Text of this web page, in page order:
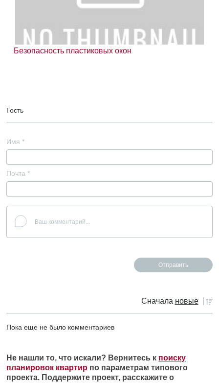
Безопасность пластиковых окон
Гость
Имя *
Почта *
Сначала новые
Пока еще не было комментариев
Не нашли то, что искали? Вернитесь к поиску
планировок квартир по параметрам типового
проекта. Поддержите проект, расскажите о